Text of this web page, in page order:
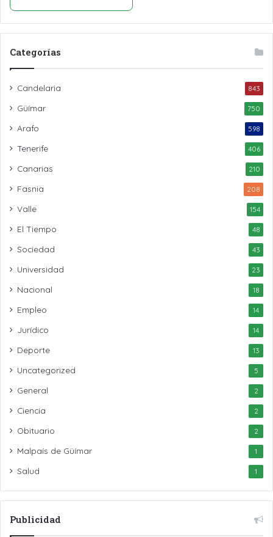
Categorías
Candelaria 843
Güímar 750
Arafo 598
Tenerife 406
Canarias 210
Fasnia 208
Valle 154
El Tiempo 48
Sociedad 43
Universidad 23
Nacional 18
Empleo 14
Jurídico 14
Deporte 13
Uncategorized 5
General 2
Ciencia 2
Obituario 2
Malpaís de Güímar 1
Salud 1
Publicidad